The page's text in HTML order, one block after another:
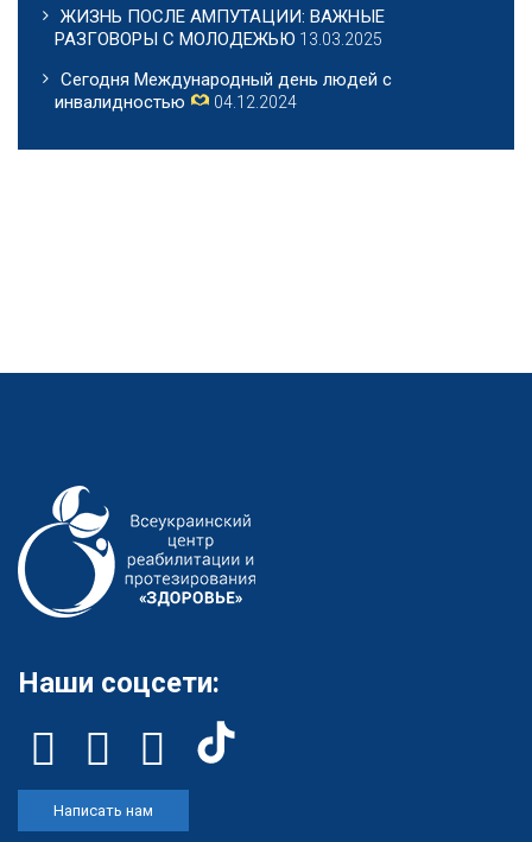
ЖИЗНЬ ПОСЛЕ АМПУТАЦИИ: ВАЖНЫЕ
РАЗГОВОРЫ С МОЛОДЕЖЬЮ 13.03.2025
Сегодня Международный день людей с
инвалидностью
04.12.2024
Наши соцсети:
Написать нам